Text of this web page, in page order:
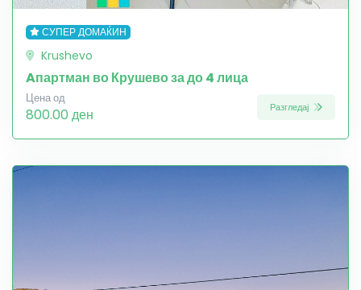
СУПЕР ДОМАЌИН
Krushevo
Aпартман во Крушево за до 4 лица
Цена од
800.00 ден Разгледај